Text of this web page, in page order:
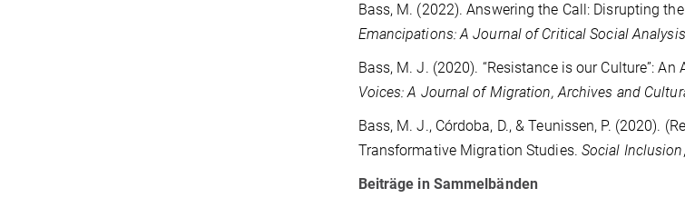
Bass, M. (2022). Answering the Call: Disrupting
Emancipations: A Journal of Critical Social Analysis
Bass, M. J. (2020). “Resistance is our Culture”:
Voices: A Journal of Migration, Archives and
Bass, M. J., Córdoba, D., & Teunissen, P. (2020).
Transformative Migration Studies. Social Inclusion,
Beiträge in Sammelbänden